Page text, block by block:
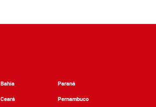
Bahia
Ceará
Paraná
Pernambuco